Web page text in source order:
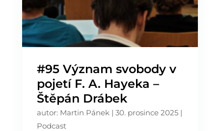
#95 Význam svobody v
pojetí F. A. Hayeka –
Štěpán Drábek
autor: Martin Pánek| 30. prosince 2025|
Podcast